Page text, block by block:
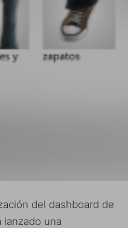
del dashboard de
una